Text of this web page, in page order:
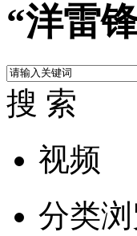
“洋雷
搜 索
视频
分类